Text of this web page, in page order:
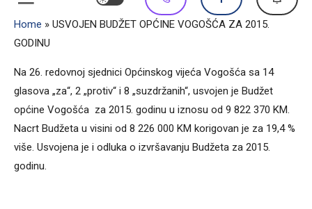
Home » USVOJEN BUDŽET OPĆINE VOGOŠĆA ZA 2015.
GODINU
Na 26. redovnoj sjednici Općinskog vijeća Vogošća sa 14
glasova „za“, 2 „protiv“ i 8 „suzdržanih“, usvojen je Budžet
općine Vogošća za 2015. godinu u iznosu od 9 822 370 KM.
Nacrt Budžeta u visini od 8 226 000 KM korigovan je za 19,4 %
više. Usvojena je i odluka o izvršavanju Budžeta za 2015.
godinu.